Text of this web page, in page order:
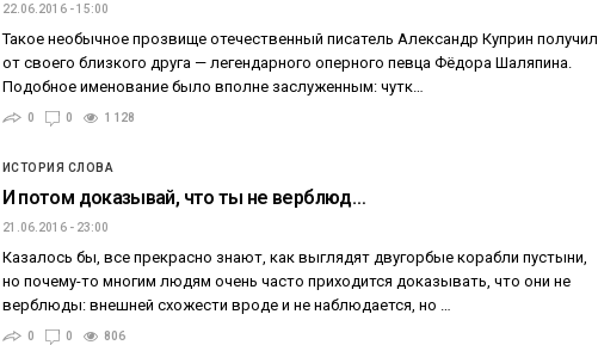
22.06.2016 - 15:00
Такое необычное прозвище отечественный писатель Александр Куприн получил
от своего близкого друга — легендарного оперного певца Фёдора Шаляпина.
Подобное именование было вполне заслуженным: чутк…
0 0 1 128
ИСТОРИЯ СЛОВА
И потом доказывай, что ты не верблюд…
21.06.2016 - 23:00
Казалось бы, все прекрасно знают, как выглядят двугорбые корабли пустыни,
но почему-то многим людям очень часто приходится доказывать, что они не
верблюды: внешней схожести вроде и не наблюдается, но …
0 0 806